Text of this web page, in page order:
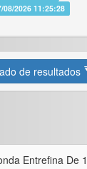
2026 11:25:28
de resultados
Entrefina De